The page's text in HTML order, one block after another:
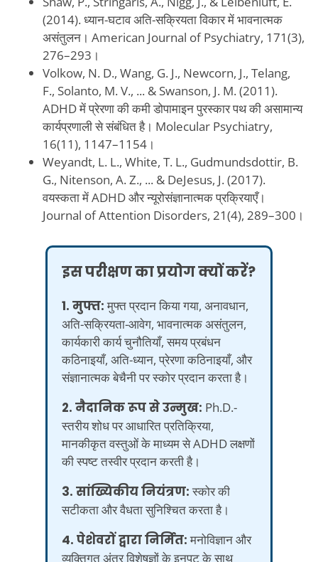
(2014). ध्यान-घटाव अति-सक्रियता विकार में भावनात्मक
असंतुलन। American Journal of Psychiatry, 171(3),
276–293।
Volkow, N. D., Wang, G. J., Newcorn, J., Telang,
F., Solanto, M. V., ... & Swanson, J. M. (2011).
ADHD में प्रेरणा की कमी डोपामाइन पुरस्कार पथ की असामान्य
कार्यप्रणाली से संबंधित है। Molecular Psychiatry,
16(11), 1147–1154।
Weyandt, L. L., White, T. L., Gudmundsdottir, B.
G., Nitenson, A. Z., ... & DeJesus, J. (2017).
वयस्कता में ADHD और न्यूरोसंज्ञानात्मक प्रक्रियाएँ।
Journal of Attention Disorders, 21(4), 289–300।
इस परीक्षण का प्रयोग क्यों करें?
1. मुफ्त:मुफ्त प्रदान किया गया, अनावधान,
अति-सक्रियता-आवेग, भावनात्मक असंतुलन,
कार्यकारी कार्य चुनौतियाँ, समय प्रबंधन
कठिनाइयाँ, अति-ध्यान, प्रेरणा कठिनाइयाँ, और
संज्ञानात्मक बेचैनी पर स्कोर प्रदान करता है।
2. नैदानिक रूप से उन्मुख: Ph.D.-
स्तरीय शोध पर आधारित प्रतिक्रिया,
मानकीकृत वस्तुओं के माध्यम से ADHD लक्षणों
की स्पष्ट तस्वीर प्रदान करती है।
3. सांख्यिकीय नियंत्रण:स्कोर की
सटीकता और वैधता सुनिश्चित करता है।
4. पेशेवरों द्वारा निर्मित:मनोविज्ञान और
व्यक्तिगत अंतर विशेषज्ञों के इनपुट के साथ